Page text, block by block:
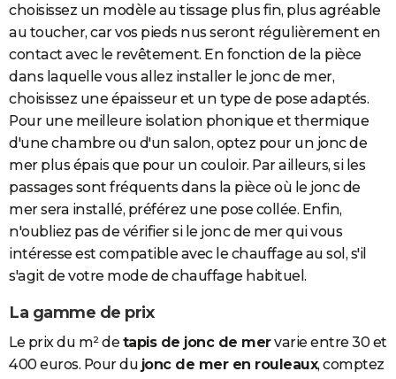
choisissez un modèle au tissage plus fin, plus agréable
au toucher, car vos pieds nus seront régulièrement en
contact avec le revêtement. En fonction de la pièce
dans laquelle vous allez installer le jonc de mer,
choisissez une épaisseur et un type de pose adaptés.
Pour une meilleure isolation phonique et thermique
d'une chambre ou d'un salon, optez pour un jonc de
mer plus épais que pour un couloir. Par ailleurs, si les
passages sont fréquents dans la pièce où le jonc de
mer sera installé, préférez une pose collée. Enfin,
n'oubliez pas de vérifier si le jonc de mer qui vous
intéresse est compatible avec le chauffage au sol, s'il
s'agit de votre mode de chauffage habituel.
La gamme de prix
Le prix du m² de tapis de jonc de mervarie entre 30 et
400 euros. Pour du jonc de mer en rouleaux, comptez